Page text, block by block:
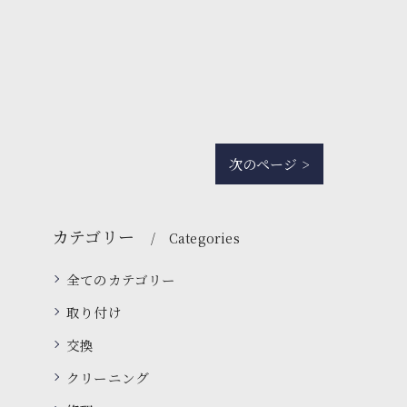
次のページ >
カテゴリー Categories
全てのカテゴリー
取り付け
交換
クリーニング